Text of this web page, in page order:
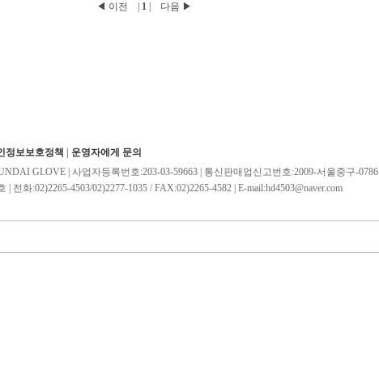
◀ 이전 | 1| 다음 ▶
정보보호정책
운영자에게 문의
GLOVE | 사업자등록번호:203-03-59663 | 통신판매업신고번호:2009-서울중구-0786
전화:02)2265-4503/02)2277-1035 / FAX:02)2265-4582 | E-mail:hd4503@naver.com